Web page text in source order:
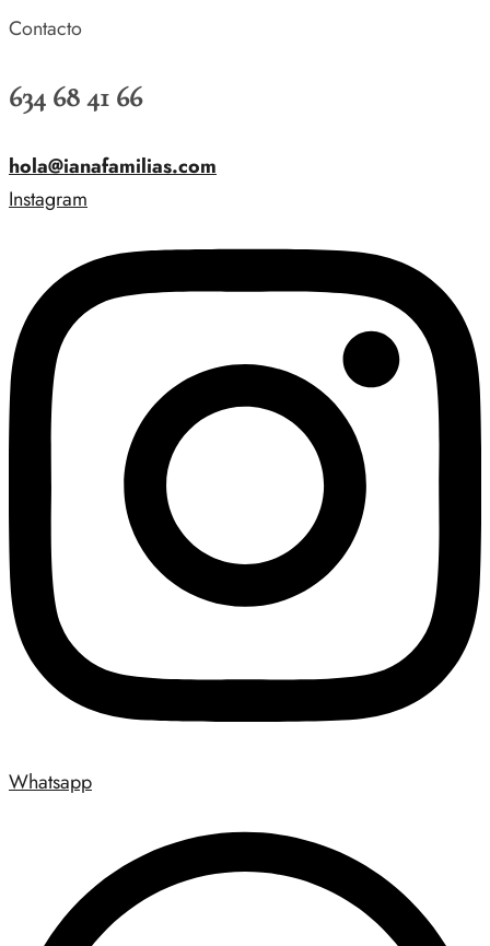
Contacto
634 68 41 66
hola@ianafamilias.com
Instagram
Whatsapp